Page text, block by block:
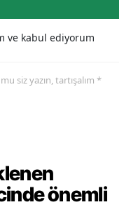
ve kabul ediyorum
siz yazın, tartışalım *
önemli